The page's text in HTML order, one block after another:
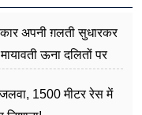
अपनी ग़लती सुधारकर
ऊना दलितों पर
1500 मीटर रेस में